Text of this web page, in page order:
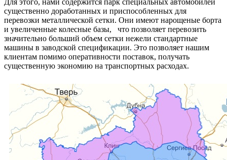
существенно доработанных и приспособленных для
перевозки металлической сетки. Они имеют нарощеные борта
и увеличенные колесные базы, что позволяет перевозить
значительно больший объем сетки нежели стандартные
машины в заводской спецификации. Это позволяет нашим
клиентам помимо оперативности поставок, получать
существенную экономию на транспортных расходах.